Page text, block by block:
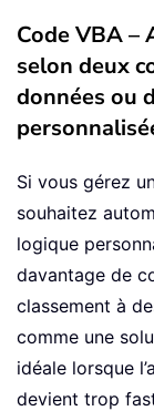
Code VBA –
selon deux
données ou
Si vous gérez
souhaitez
logique
davantage de
classement à
comme une
idéale lorsque
devient trop